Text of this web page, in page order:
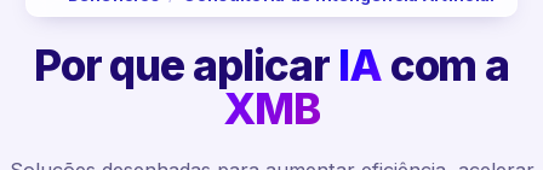
Por que aplicar IAcom a
XMB